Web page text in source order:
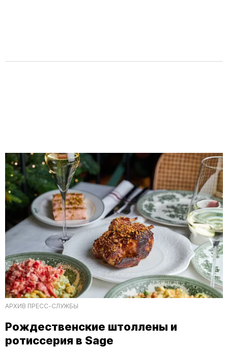
АРХИВ ПРЕСС-СЛУЖБЫ
Рождественские штоллены и
ротиссерия в Sage